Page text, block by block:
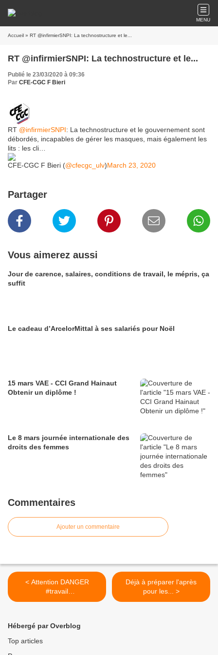
MENU
Accueil » RT @infirmierSNPI: La technostructure et le...
RT @infirmierSNPI: La technostructure et le...
Publié le 23/03/2020 à 09:36
Par CFE-CGC F Bieri
RT @infirmierSNPI: La technostructure et le gouvernement sont
débordés, incapables de gérer les masques, mais également les
lits : les cli…
CFE-CGC F Bieri (@cfecgc_ulv)March 23, 2020
Partager
Vous aimerez aussi
Jour de carence, salaires, conditions de travail, le mépris, ça
suffit
Le cadeau d’ArcelorMittal à ses salariés pour Noël
15 mars VAE - CCI Grand Hainaut
Obtenir un diplôme !
Le 8 mars journée internationale des
droits des femmes
Commentaires
Ajouter un commentaire
< Attention DANGER
#travail
#CoronavirusFrance ...
Déjà à préparer l'après
pour les... >
Hébergé par Overblog
Top articles